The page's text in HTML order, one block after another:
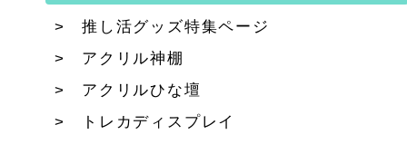
推し活グッズ特集ページ
アクリル神棚
アクリルひな壇
トレカディスプレイ